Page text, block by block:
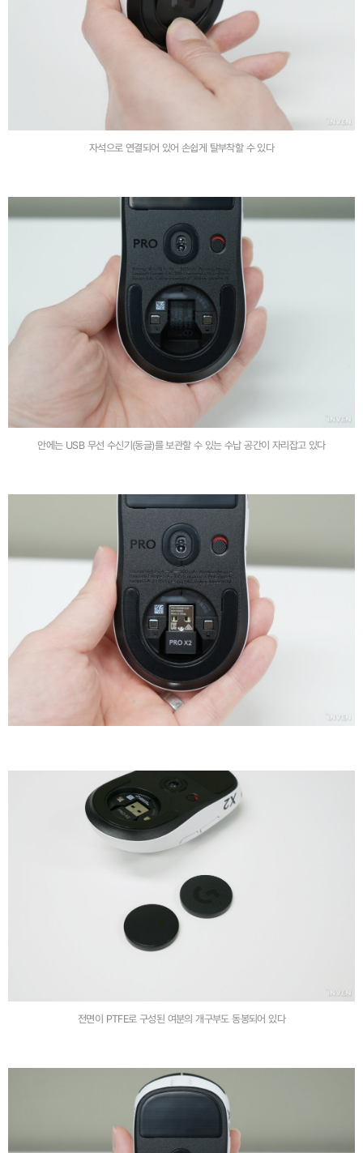
자석으로 연결되어 있어 손쉽게 탈부착할 수 있다
안에는 USB 무선 수신기(동글)를 보관할 수 있는 수납 공간이 자리잡고 있다
전면이 PTFE로 구성된 여분의 개구부도 동봉되어 있다